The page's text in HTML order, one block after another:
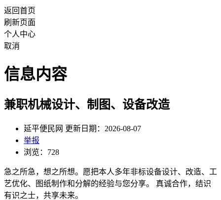
返回首页
刷新页面
个人中心
取消
信息内容
兼职机械设计、制图、设备改造
延平便民网 更新日期：2026-08-07
举报
浏览：728
急之所急，想之所想。愿把本人多年非标设备设计、改造、工
艺优化、图纸制作和分解的经验与您分享。 真诚合作，结识
有识之士，共享未来。